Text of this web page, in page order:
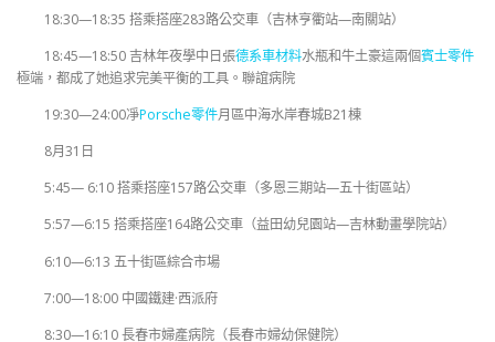
18:30—18:35 搭乘搭座283路公交車（吉林亨衢站—南關站）
18:45—18:50 吉林年夜學中日張德系車材料水瓶和牛土豪這兩個賓士零件
極端，都成了她追求完美平衡的工具。聯誼病院
19:30—24:00凈Porsche零件月區中海水岸春城B21棟
8月31日
5:45— 6:10 搭乘搭座157路公交車（多恩三期站—五十街區站）
5:57—6:15 搭乘搭座164路公交車（益田幼兒園站—吉林動畫學院站）
6:10—6:13 五十街區綜合市場
7:00—18:00 中國鐵建·西派府
8:30—16:10 長春市婦產病院（長春市婦幼保健院）